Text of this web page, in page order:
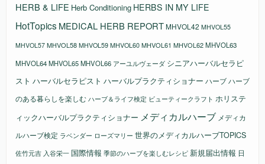
HERB & LIFE Herb Conditioning HERBS IN MY LIFE
HotTopics MEDICAL HERB REPORTMHVOL42 MHVOL55
MHVOL57 MHVOL58 MHVOL59 MHVOL60 MHVOL61 MHVOL62MHVOL63
MHVOL64MHVOL65MHVOL66 アーユルヴェーダ シニアハーバルセラピ
スト ハーバルセラピスト ハーバルプラクティショナー ハーブハーブ
のある暮らしを楽しむ ハーブ＆ライフ検定 ビューティークラフト ホリステ
ィックハーバルプラクティショナー メディカルハーブ メディカ
ルハーブ検定 ラベンダー ローズマリー 世界のメディカルハーブTOPICS
佐竹元吉 入谷栄一 国際情報 季節のハーブを楽しむレシピ 新規届出情報 日